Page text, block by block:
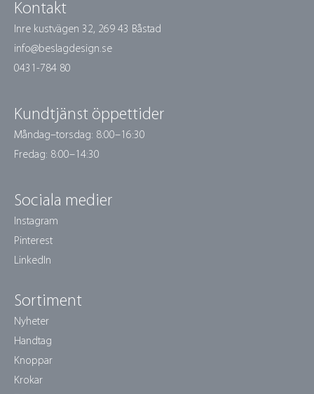
Kontakt
Inre kustvägen 32, 269 43 Båstad
info@beslagdesign.se
0431-784 80
Kundtjänst öppettider
Måndag–torsdag: 8:00–16:30
Fredag: 8:00–14:30
Sociala medier
Instagram
Pinterest
LinkedIn
Sortiment
Nyheter
Handtag
Knoppar
Krokar